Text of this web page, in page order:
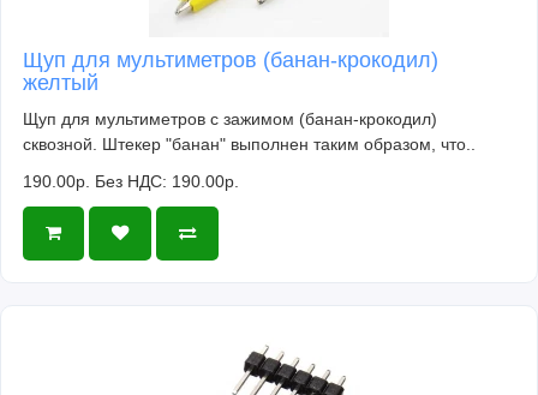
Щуп для мультиметров (банан-крокодил)
желтый
Щуп для мультиметров с зажимом (банан-крокодил)
сквозной. Штекер "банан" выполнен таким образом, что..
190.00р. Без НДС: 190.00р.